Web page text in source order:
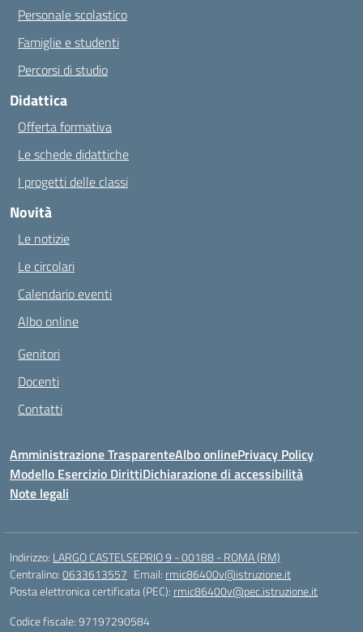
Personale scolastico
Famiglie e studenti
Percorsi di studio
Didattica
Offerta formativa
Le schede didattiche
I progetti delle classi
Novità
Le notizie
Le circolari
Calendario eventi
Albo online
Genitori
Docenti
Contatti
Amministrazione TrasparenteAlbo onlinePrivacy Policy
Modello Esercizio DirittiDichiarazione di accessibilità
Note legali
Indirizzo: LARGO CASTELSEPRIO 9 - 00188 - ROMA (RM)
Centralino:0633613557 Email: rmic86400v@istruzione.it
Posta elettronica certificata (PEC): rmic86400v@pec.istruzione.it
Codice fiscale: 97197290584